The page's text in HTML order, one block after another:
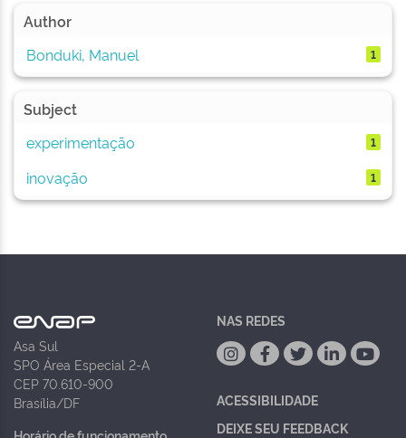
Author
Bonduki, Manuel
1
Subject
experimentação
1
inovação 1
Asa Sul
SPO Área Especial 2-A
CEP 70.610-900
Brasília/DF
NAS REDES
ACESSIBILIDADE
DEIXE SEU FEEDBACK